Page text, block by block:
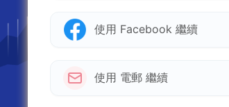
使用 Facebook 繼續
使用 電郵 繼續